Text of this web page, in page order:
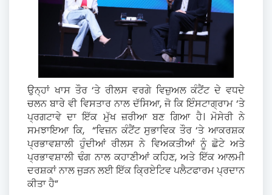
ਉਨ੍ਹਾਂ ਖਾਸ ਤੌਰ ‘ਤੇ ਰੀਲਸ ਵਰਗੇ ਵਿਜ਼ੁਅਲ ਕੰਟੈਂਟ ਦੇ ਵਧਦੇ
ਚਲਨ ਬਾਰੇ ਵੀ ਵਿਸਤਾਰ ਨਾਲ ਦੱਸਿਆ, ਜੋ ਕਿ ਇੰਸਟਾਗ੍ਰਾਮ ‘ਤੇ
ਪ੍ਰਗਟਾਵੇ ਦਾ ਇੱਕ ਮੁੱਖ ਜ਼ਰੀਆ ਬਣ ਗਿਆ ਹੈ। ਮੋਸੇਰੀ ਨੇ
ਸਮਝਾਇਆ ਕਿ, “ਵਿਜ਼ਨ ਕੰਟੈਂਟ ਸੁਭਾਵਿਕ ਤੌਰ ‘ਤੇ ਆਕਰਸ਼ਕ
ਪ੍ਰਭਾਵਸ਼ਾਲੀ ਹੁੰਦੀਆਂ ਰੀਲਸ ਨੇ ਵਿਅਕਤੀਆਂ ਨੂੰ ਛੋਟੇ ਅਤੇ
ਪ੍ਰਭਾਵਸ਼ਾਲੀ ਢੰਗ ਨਾਲ ਕਹਾਣੀਆਂ ਕਹਿਣ, ਅਤੇ ਇੱਕ ਆਲਮੀ
ਦਰਸ਼ਕਾਂ ਨਾਲ ਜੁੜਨ ਲਈ ਇੱਕ ਕ੍ਰਿਏਟਿਵ ਪਲੈਟਫਾਰਮ ਪ੍ਰਦਾਨ
ਕੀਤਾ ਹੈ”